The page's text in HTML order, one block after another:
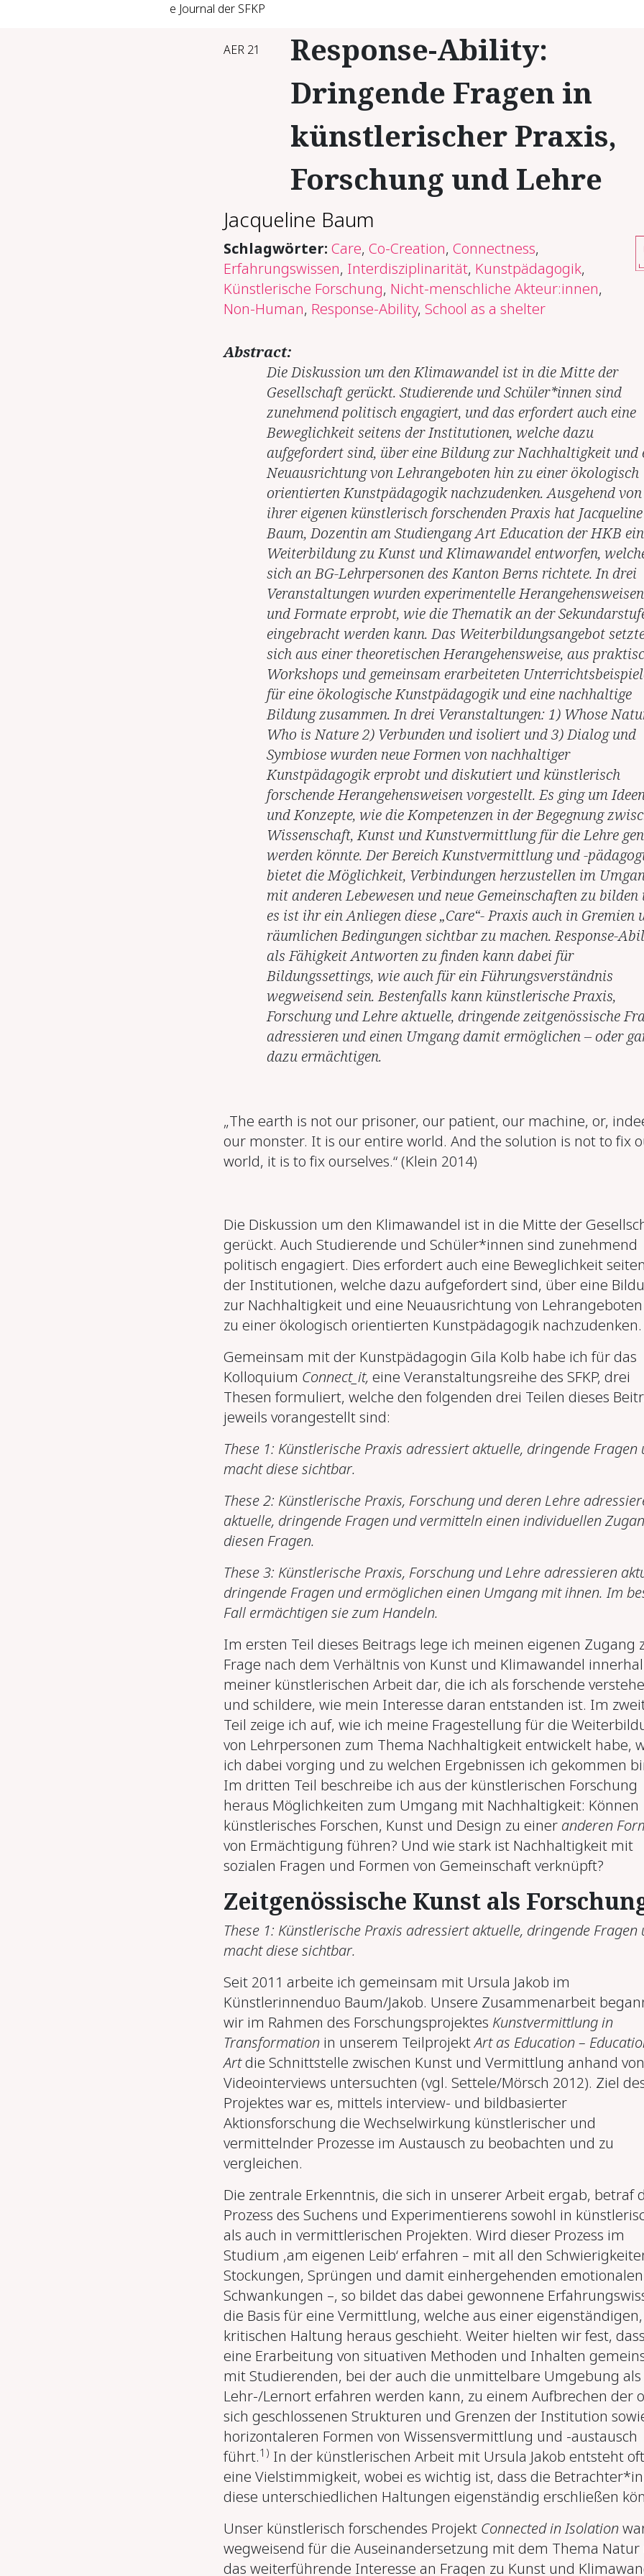
e Journal der SFKP
AER 21
Response-Ability:
Dringende Fragen in
künstlerischer Praxis,
Forschung und Lehre
Jacqueline Baum
Schlagwörter: Care, Co-Creation, Connectness,
Erfahrungswissen, Interdisziplinarität, Kunstpädagogik,
Künstlerische Forschung, Nicht-menschliche Akteur:innen,
Non-Human, Response-Ability, School as a shelter
Abstract:
Die Diskussion um den Klimawandel ist in die Mitte der
Gesellschaft gerückt. Studierende und Schüler*innen sind
zunehmend politisch engagiert, und das erfordert auch eine
Beweglichkeit seitens der Institutionen, welche dazu
aufgefordert sind, über eine Bildung zur Nachhaltigkeit und
Neuausrichtung von Lehrangeboten hin zu einer ökologisch
orientierten Kunstpädagogik nachzudenken. Ausgehend von
ihrer eigenen künstlerisch forschenden Praxis hat Jacqueline
Baum, Dozentin am Studiengang Art Education der HKB
Weiterbildung zu Kunst und Klimawandel entworfen,
sich an BG-Lehrpersonen des Kanton Berns richtete. In drei
Veranstaltungen wurden experimentelle Herangehensweisen
und Formate erprobt, wie die Thematik an der
eingebracht werden kann. Das Weiterbildungsangebot
sich aus einer theoretischen Herangehensweise, aus
Workshops und gemeinsam erarbeiteten
für eine ökologische Kunstpädagogik und eine nachhaltige
Bildung zusammen. In drei Veranstaltungen: 1) Whose
Who is Nature 2) Verbunden und isoliert und 3) Dialog und
Symbiose wurden neue Formen von nachhaltiger
Kunstpädagogik erprobt und diskutiert und künstlerisch
forschende Herangehensweisen vorgestellt. Es ging um
und Konzepte, wie die Kompetenzen in der Begegnung
Wissenschaft, Kunst und Kunstvermittlung für die Lehre
werden könnte. Der Bereich Kunstvermittlung und -
bietet die Möglichkeit, Verbindungen herzustellen im
mit anderen Lebewesen und neue Gemeinschaften zu bilden
es ist ihr ein Anliegen diese „Care“- Praxis auch in Gremien
räumlichen Bedingungen sichtbar zu machen. Response-
als Fähigkeit Antworten zu finden kann dabei für
Bildungssettings, wie auch für ein Führungsverständnis
wegweisend sein. Bestenfalls kann künstlerische Praxis,
Forschung und Lehre aktuelle, dringende zeitgenössische
adressieren und einen Umgang damit ermöglichen – oder
dazu ermächtigen.
„The earth is not our prisoner, our patient, our machine, or,
our monster. It is our entire world. And the solution is not to fix
world, it is to fix ourselves.“ (Klein 2014)
Die Diskussion um den Klimawandel ist in die Mitte der
gerückt. Auch Studierende und Schüler*innen sind zunehmend
politisch engagiert. Dies erfordert auch eine Beweglichkeit
der Institutionen, welche dazu aufgefordert sind, über eine
zur Nachhaltigkeit und eine Neuausrichtung von
zu einer ökologisch orientierten Kunstpädagogik nachzudenken.
Gemeinsam mit der Kunstpädagogin Gila Kolb habe ich für das
Kolloquium Connect_it, eine Veranstaltungsreihe des SFKP, drei
Thesen formuliert, welche den folgenden drei Teilen dieses
jeweils vorangestellt sind:
These 1: Künstlerische Praxis adressiert aktuelle, dringende Fragen
macht diese sichtbar.
These 2: Künstlerische Praxis, Forschung und deren Lehre
aktuelle, dringende Fragen und vermitteln einen individuellen
diesen Fragen.
These 3: Künstlerische Praxis, Forschung und Lehre adressieren
dringende Fragen und ermöglichen einen Umgang mit ihnen. Im
Fall ermächtigen sie zum Handeln.
Im ersten Teil dieses Beitrags lege ich meinen eigenen Zugang
Frage nach dem Verhältnis von Kunst und Klimawandel
meiner künstlerischen Arbeit dar, die ich als forschende
und schildere, wie mein Interesse daran entstanden ist. Im
Teil zeige ich auf, wie ich meine Fragestellung für die
von Lehrpersonen zum Thema Nachhaltigkeit entwickelt habe,
ich dabei vorging und zu welchen Ergebnissen ich gekommen
Im dritten Teil beschreibe ich aus der künstlerischen Forschung
heraus Möglichkeiten zum Umgang mit Nachhaltigkeit: Können
künstlerisches Forschen, Kunst und Design zu einer anderen
von Ermächtigung führen? Und wie stark ist Nachhaltigkeit mit
sozialen Fragen und Formen von Gemeinschaft verknüpft?
Zeitgenössische Kunst als
These 1: Künstlerische Praxis adressiert aktuelle, dringende Fragen
macht diese sichtbar.
Seit 2011 arbeite ich gemeinsam mit Ursula Jakob im
Künstlerinnenduo Baum/Jakob. Unsere Zusammenarbeit
wir im Rahmen des Forschungsprojektes Kunstvermittlung in
Transformationin unserem TeilprojektArt as Education –
Artdie Schnittstelle zwischen Kunst und Vermittlung anhand von
Videointerviews untersuchten (vgl. Settele/Mörsch 2012). Ziel
Projektes war es, mittels interview- und bildbasierter
Aktionsforschung die Wechselwirkung künstlerischer und
vermittelnder Prozesse im Austausch zu beobachten und zu
vergleichen.
Die zentrale Erkenntnis, die sich in unserer Arbeit ergab, betraf
Prozess des Suchens und Experimentierens sowohl in
als auch in vermittlerischen Projekten. Wird dieser Prozess im
Studium ‚am eigenen Leib‘ erfahren – mit all den
Stockungen, Sprüngen und damit einhergehenden emotionalen
Schwankungen –, so bildet das dabei gewonnene
die Basis für eine Vermittlung, welche aus einer eigenständigen,
kritischen Haltung heraus geschieht. Weiter hielten wir fest, dass
eine Erarbeitung von situativen Methoden und Inhalten
mit Studierenden, bei der auch die unmittelbare Umgebung als
Lehr-/Lernort erfahren werden kann, zu einem Aufbrechen der
sich geschlossenen Strukturen und Grenzen der Institution
horizontaleren Formen von Wissensvermittlung und -austausch
führt.1) In der künstlerischen Arbeit mit Ursula Jakob entsteht oft
eine Vielstimmigkeit, wobei es wichtig ist, dass die
diese unterschiedlichen Haltungen eigenständig erschließen
Unser künstlerisch forschendes Projekt Connected in Isolation
wegweisend für die Auseinandersetzung mit dem Thema Natur
das weiterführende Interesse an Fragen zu Kunst und